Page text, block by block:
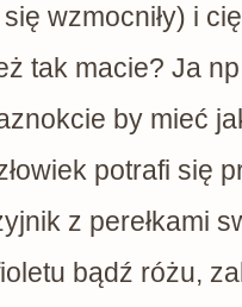
wzmocniły) i
tak macie? Ja
by mieć
potrafi się
z perełkami
bądź różu,